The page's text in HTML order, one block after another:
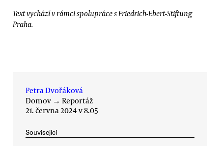
Text vychází v rámci spolupráce s Friedrich-Ebert-Stiftung
Praha.
Petra Dvořáková
Domov → Reportáž
21. června 2024 v 8.05
Související